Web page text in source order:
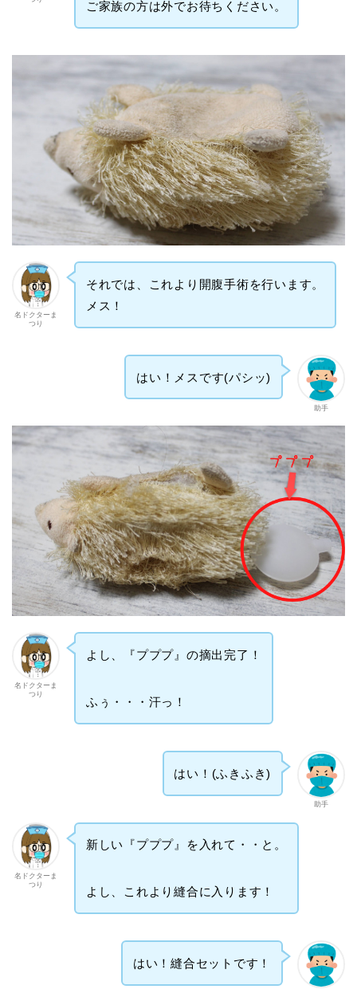
ご家族の方は外でお待ちください。
名ドクターま
つり
それでは、これより開腹手術を行います。
メス！
助手
はい！メスです(パシッ)
名ドクターま
つり
よし、『プププ』の摘出完了！
ふぅ・・・汗っ！
助手
はい！(ふきふき)
名ドクターま
つり
新しい『プププ』を入れて・・と。
よし、これより縫合に入ります！
はい！縫合セットです！